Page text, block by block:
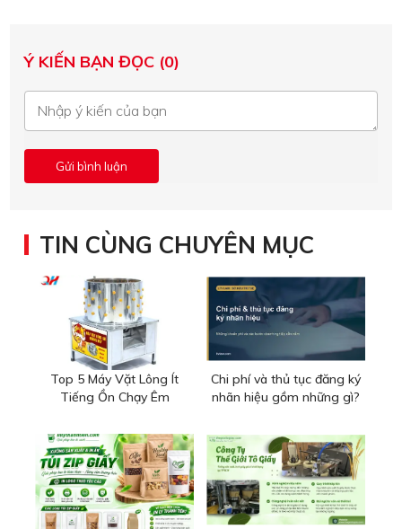
Ý KIẾN BẠN ĐỌC (0)
TIN CÙNG CHUYÊN MỤC
Top 5 Máy Vặt Lông Ít
Tiếng Ồn Chạy Êm
Chi phí và thủ tục đăng ký
nhãn hiệu gồm những gì?